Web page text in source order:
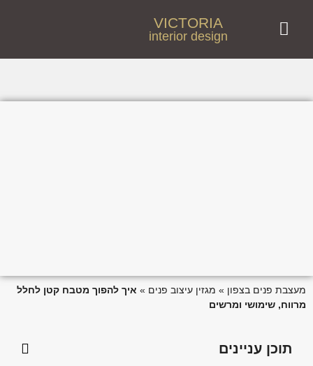
VICTORIA
interior design
מעצבת פנים בצפון » מגזין עיצוב פנים » איך להפוך מטבח קטן לחלל
מרווח, שימושי ומרשים
תוכן עניינים